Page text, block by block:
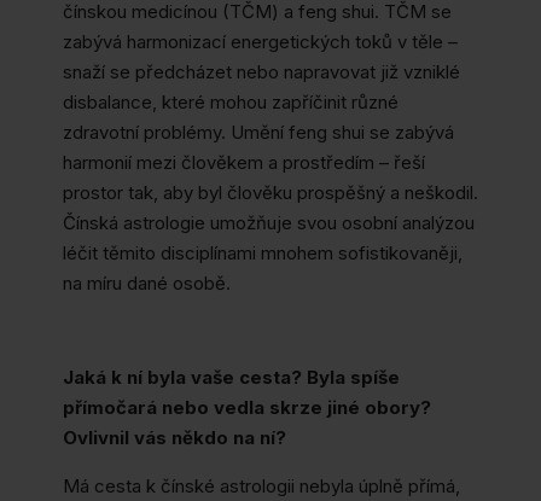
čínskou medicínou (TČM) a feng shui. TČM se
zabývá harmonizací energetických toků v těle –
snaží se předcházet nebo napravovat již vzniklé
disbalance, které mohou zapříčinit různé
zdravotní problémy. Umění feng shui se zabývá
harmonií mezi člověkem a prostředím – řeší
prostor tak, aby byl člověku prospěšný a neškodil.
Čínská astrologie umožňuje svou osobní analýzou
léčit těmito disciplínami mnohem sofistikovaněji,
na míru dané osobě.
Jaká k ní byla vaše cesta? Byla spíše
přímočará nebo vedla skrze jiné obory?
Ovlivnil vás někdo na ní?
Má cesta k čínské astrologii nebyla úplně přímá,